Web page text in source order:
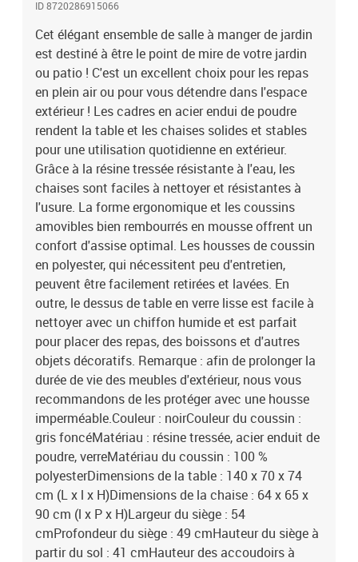
d'extérieur, nous vous recommandons de les protéger avec une
housse imperméable.Couleur : noirCouleur du coussin : gris
foncéMatériau : résine tressée, acier enduit de poudre,
verreMatériau du coussin : 100 % polyesterDimensions de la table :
140 x 70 x 74 cm (L x l x H)Dimensions de la chaise : 64 x 65 x 90
cm (l x P x H)Largeur du siège : 54 cmProfondeur du siège : 49
cmHauteur du siège à partir du sol : 41 cmHauteur des accoudoirs
à partir du sol : 65,5 cmL'assemblage est requisLa livraison
contient :1 x table6 x chaise6 x coussin de siège
ID 8720286915066
Cet élégant ensemble de salle à manger de jardin
est destiné à être le point de mire de votre jardin
ou patio ! C'est un excellent choix pour les repas
en plein air ou pour vous détendre dans l'espace
extérieur ! Les cadres en acier endui de poudre
rendent la table et les chaises solides et stables
pour une utilisation quotidienne en extérieur.
Grâce à la résine tressée résistante à l'eau, les
chaises sont faciles à nettoyer et résistantes à
l'usure. La forme ergonomique et les coussins
amovibles bien rembourrés en mousse offrent un
confort d'assise optimal. Les housses de coussin
en polyester, qui nécessitent peu d'entretien,
peuvent être facilement retirées et lavées. En
outre, le dessus de table en verre lisse est facile à
nettoyer avec un chiffon humide et est parfait
pour placer des repas, des boissons et d'autres
objets décoratifs. Remarque : afin de prolonger la
durée de vie des meubles d'extérieur, nous vous
recommandons de les protéger avec une housse
imperméable.Couleur : noirCouleur du coussin :
gris foncéMatériau : résine tressée, acier enduit de
poudre, verreMatériau du coussin : 100 %
polyesterDimensions de la table : 140 x 70 x 74
cm (L x l x H)Dimensions de la chaise : 64 x 65 x
90 cm (l x P x H)Largeur du siège : 54
cmProfondeur du siège : 49 cmHauteur du siège à
partir du sol : 41 cmHauteur des accoudoirs à